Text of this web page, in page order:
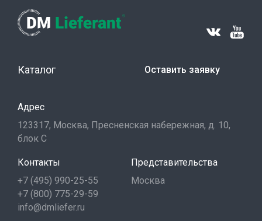
Каталог Оставить заявку
Адрес
123317, Москва, Пресненская набережная, д. 10,
блок С
Контакты
+7 (495) 990-25-55
+7 (800) 775-29-59
info@dmliefer.ru
Представительства
Москва